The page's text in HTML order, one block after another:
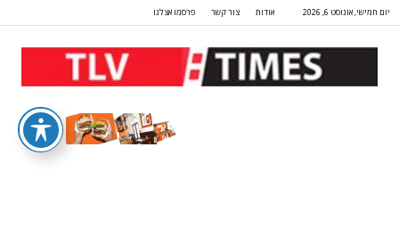
יום חמישי, אוגוסט 6, 2026 אודות צור קשר פרסמו אצלנו